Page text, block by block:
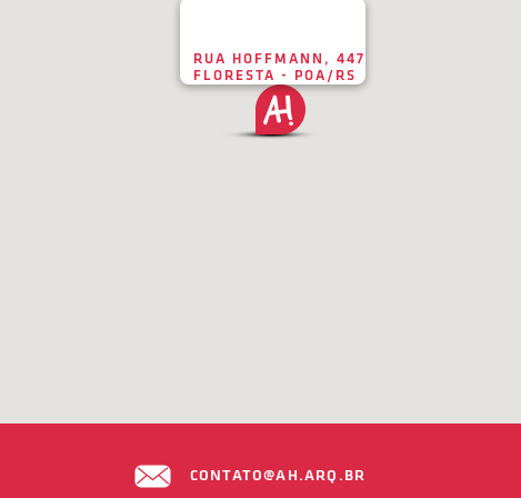
RUA HOFFMANN, 447
FLORESTA - POA/RS
CONTATO@AH.ARQ.BR